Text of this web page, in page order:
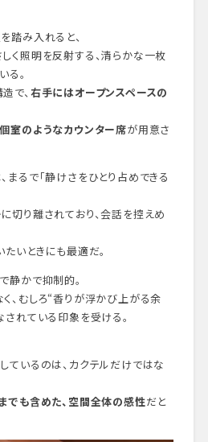
踏み入れると、
く照明を反射する、清らかな一枚
る。
で、 右手にはオープンスペースの
室のようなカウンター席が用意さ
るで「静けさをひとり占めできる
切り離されており、会話を控えめ
いときにも最適だ。
静かで抑制的。
、むしろ“香りが浮かび上がる余
れている印象を受ける。
ているのは、カクテルだけではな
でも含めた、空間全体の感性だと